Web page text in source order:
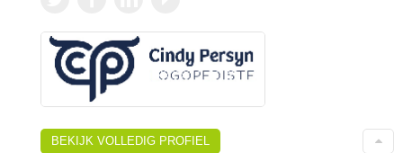
BEKIJK VOLLEDIG PROFIEL